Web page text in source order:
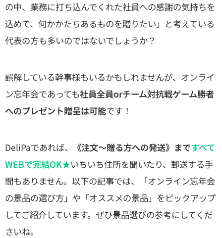
の中、業務に打ち込んでくれた社員への感謝の気持ちを
込めて、何かかたちあるものを贈りたい」と考えている
代表の方も多いのではないでしょうか？
誤解している幹事様もいるかもしれませんが、オンライ
ン忘年会であっても社員全員orチーム対抗戦ゲーム勝者
へのプレゼント贈呈は可能です！
DeliPaであれば、 《注文〜贈る方への発送》まですべて
WEBで完結OK★いちいち住所を聞いたり、郵送する手
間もありません。以下の記事では、「オンライン忘年会
の景品の選び方」や「オススメの景品」をピックアップ
してご紹介しています。ぜひ景品選びの参考にしてくだ
さいね。